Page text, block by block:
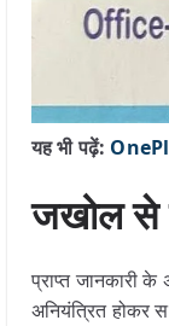
यह भी पढ़ें:
जखोल से
प्राप्त जानकारी
अनियंत्रित होकर